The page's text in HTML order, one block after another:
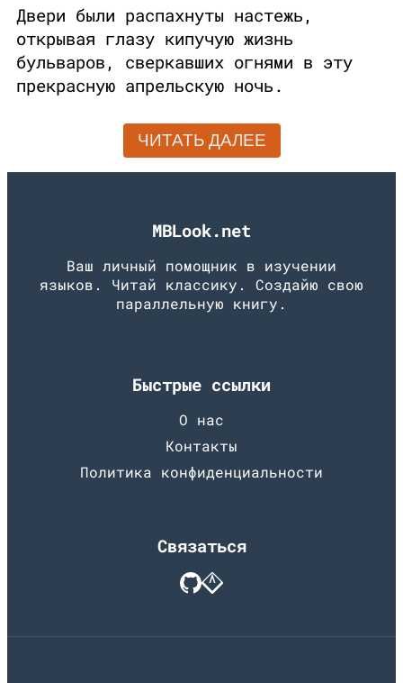
Двери были распахнуты настежь,
открывая глазу кипучую жизнь
бульваров, сверкавших огнями в эту
прекрасную апрельскую ночь.
ЧИТАТЬ ДАЛЕЕ
MBLook.net
Ваш личный помощник в изучении
языков. Читай классику. Создайю свою
параллельную книгу.
Быстрые ссылки
О нас
Контакты
Политика конфиденциальности
Связаться